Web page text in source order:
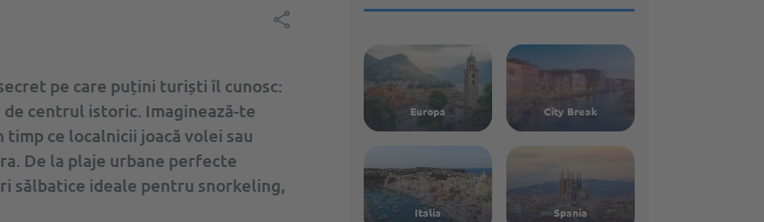
Emiratele Arabe Unite
Franța
Grecia
Indonezja
pe care puțini turiști îl cunosc:
de centrul istoric. Imaginează-te
ce localnicii joacă volei sau
De la plaje urbane perfecte
sălbatice ideale pentru snorkeling,
Europa City Break
Italia Spania